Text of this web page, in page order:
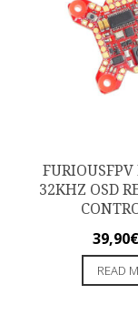
32KHZ OSD
39,90€
READ